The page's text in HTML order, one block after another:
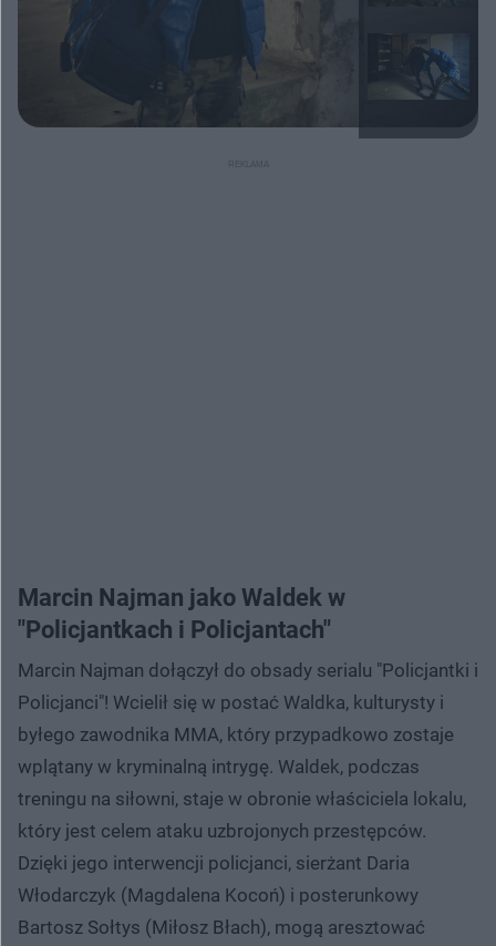
Marcin Najman jako Waldek w
"Policjantkach i Policjantach"
Marcin Najman dołączył do obsady serialu "Policjantki i
Policjanci"! Wcielił się w postać Waldka, kulturysty i
byłego zawodnika MMA, który przypadkowo zostaje
wplątany w kryminalną intrygę. Waldek, podczas
treningu na siłowni, staje w obronie właściciela lokalu,
który jest celem ataku uzbrojonych przestępców.
Dzięki jego interwencji policjanci, sierżant Daria
Włodarczyk (Magdalena Kocoń) i posterunkowy
Bartosz Sołtys (Miłosz Błach), mogą aresztować